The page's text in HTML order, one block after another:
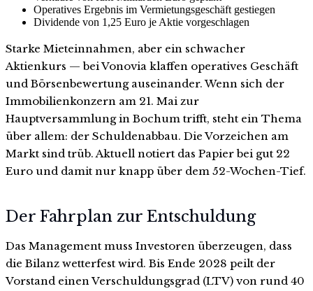
Operatives Ergebnis im Vermietungsgeschäft gestiegen
Dividende von 1,25 Euro je Aktie vorgeschlagen
Starke Mieteinnahmen, aber ein schwacher
Aktienkurs — bei Vonovia klaffen operatives Geschäft
und Börsenbewertung auseinander. Wenn sich der
Immobilienkonzern am 21. Mai zur
Hauptversammlung in Bochum trifft, steht ein Thema
über allem: der Schuldenabbau. Die Vorzeichen am
Markt sind trüb. Aktuell notiert das Papier bei gut 22
Euro und damit nur knapp über dem 52-Wochen-Tief.
Der Fahrplan zur Entschuldung
Das Management muss Investoren überzeugen, dass
die Bilanz wetterfest wird. Bis Ende 2028 peilt der
Vorstand einen Verschuldungsgrad (LTV) von rund 40